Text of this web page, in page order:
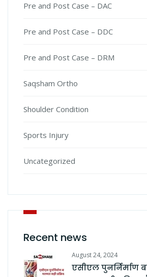
Pre and Post Case – DAC
Pre and Post Case – DDC
Pre and Post Case – DRM
Saqsham Ortho
Shoulder Condition
Sports Injury
Uncategorized
Recent news
August 24, 2024
एसीएल पुनर्निर्माण